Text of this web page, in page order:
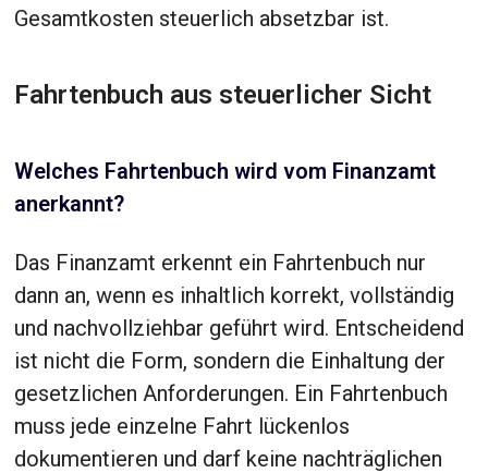
Gesamtkosten steuerlich absetzbar ist.
Fahrtenbuch aus steuerlicher Sicht
Welches Fahrtenbuch wird vom Finanzamt
anerkannt?
Das Finanzamt erkennt ein Fahrtenbuch nur
dann an, wenn es inhaltlich korrekt, vollständig
und nachvollziehbar geführt wird. Entscheidend
ist nicht die Form, sondern die Einhaltung der
gesetzlichen Anforderungen. Ein Fahrtenbuch
muss jede einzelne Fahrt lückenlos
dokumentieren und darf keine nachträglichen